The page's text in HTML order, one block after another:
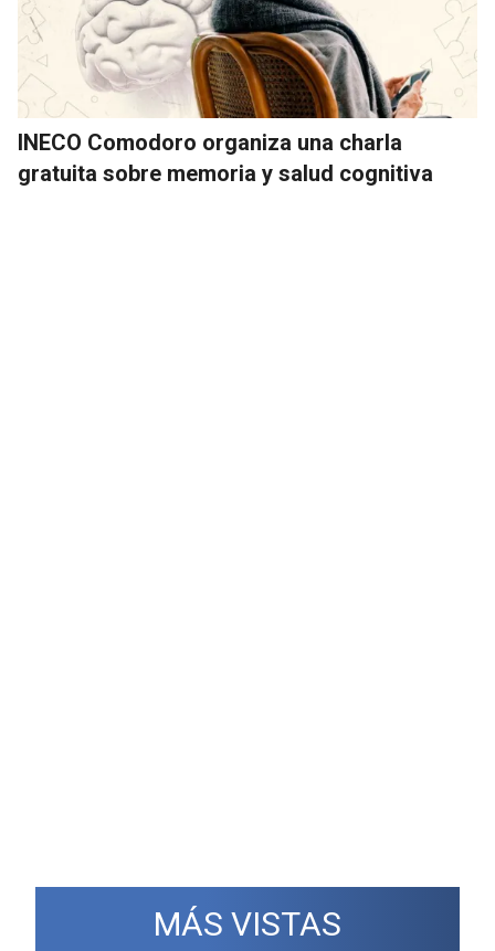
INECO Comodoro organiza una charla
gratuita sobre memoria y salud cognitiva
MÁS VISTAS